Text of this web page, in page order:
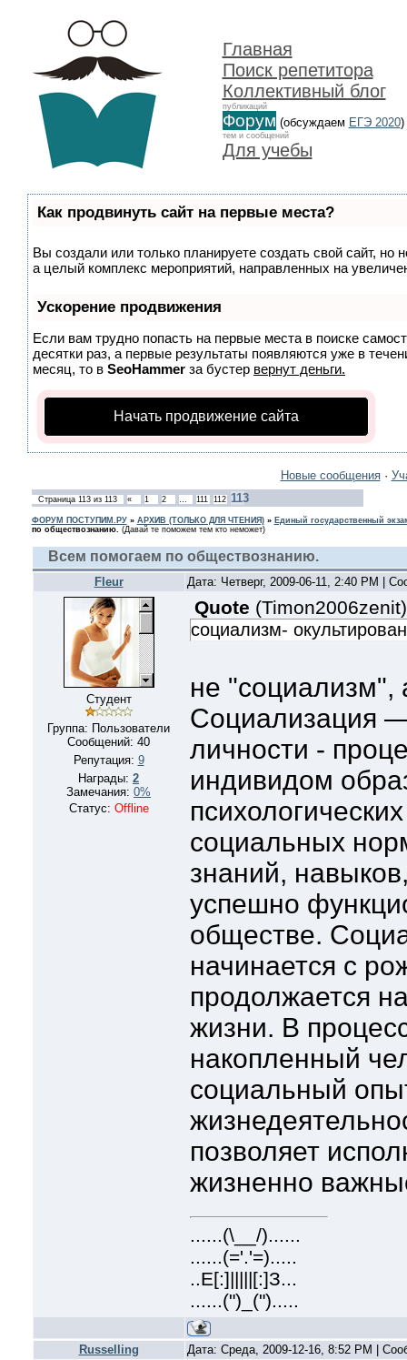
Главная
Поиск репетитора
Коллективный блог
публикаций
Форум (обсуждаем ЕГЭ 2020)
тем и сообщений
Для учебы
Как продвинуть сайт на первые места?
Вы создали или только планируете создать свой сайт, но
а целый комплекс мероприятий, направленных на
Ускорение продвижения
Если вам трудно попасть на первые места в поиске
десятки раз, а первые результаты появляются уже в
месяц, то в SeoHammer за бустер вернут деньги.
Начать продвижение сайта
Новые сообщения·
Страница 113из 113 « 1 2 … 111 112 113
ФОРУМ ПОСТУПИМ.РУ» АРХИВ (ТОЛЬКО ДЛЯ ЧТЕНИЯ)» Единый государственный
по обществознанию. (Давай те поможем тем кто неможет)
Всем помогаем по обществознанию.
Fleur Дата: Четверг, 2009-06-11, 2:40 PM |
Студент
Группа: Пользователи
Сообщений: 40
Репутация: 9
Награды: 2
Замечания: 0%
Статус: Offline
Quote (Timon2006zenit)
социализм-
не "социализм",
Социализация
личности -
индивидом
социальных
знаний,
успешно
обществе.
начинается с
продолжается
жизни. В
накопленный
социальный
позволяет
жизненно
......(\__/)......
......(='.'=).....
..E[:]|||||[:]З...
......(")_(").....
Russelling Дата: Среда, 2009-12-16, 8:52 PM |